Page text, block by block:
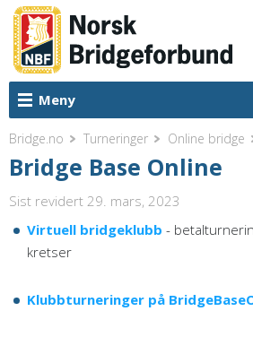
Meny
Bridge.no Turneringer Online bridge
Bridge Base Online
Sist revidert 29. mars, 2023
Virtuell bridgeklubb -
kretser
Klubbturneringer på